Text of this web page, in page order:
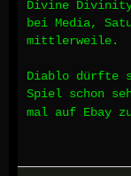
Divine
bei Media,
mittlerweile.
Diablo dürfte
Spiel schon
mal auf Ebay